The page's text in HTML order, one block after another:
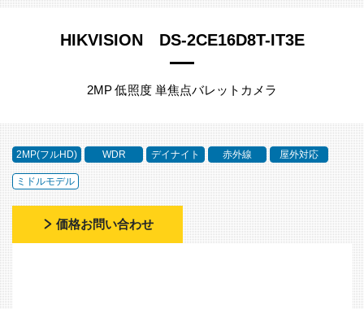
HIKVISION DS-2CE16D8T-IT3E
2MP 低照度 単焦点バレットカメラ
2MP(フルHD) WDR デイナイト 赤外線 屋外対応
ミドルモデル
価格お問い合わせ